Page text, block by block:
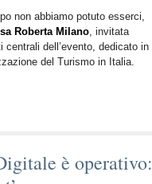
non abbiamo potuto esserci,
Roberta Milano, invitata
centrali dell’evento, dedicato in
del Turismo in Italia.
è operativo: